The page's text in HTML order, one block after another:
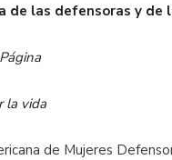
las defensoras y de
la vida
de Mujeres